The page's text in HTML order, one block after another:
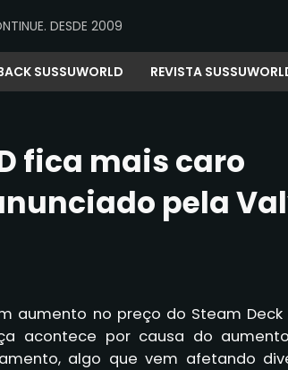
DESDE 2009
SUSSUWORLD REVISTA
fica mais caro
pela
aumento no preço do Steam Deck
acontece por causa do
algo que vem afetando